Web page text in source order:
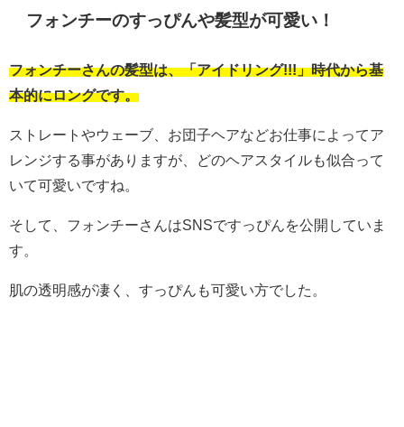
フォンチーのすっぴんや髪型が可愛い！
フォンチーさんの髪型は、「アイドリング!!!」時代から基
本的にロングです。
ストレートやウェーブ、お団子ヘアなどお仕事によってア
レンジする事がありますが、どのヘアスタイルも似合って
いて可愛いですね。
そして、フォンチーさんはSNSですっぴんを公開していま
す。
肌の透明感が凄く、すっぴんも可愛い方でした。